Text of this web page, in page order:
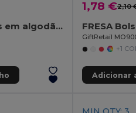
Bolsa multifunções em algodão reciclado (70%) e poliéster (30% rPET) (140 g/m²)
1,78 €2,10
FRESA
GiftRetail
+1
Adicionar